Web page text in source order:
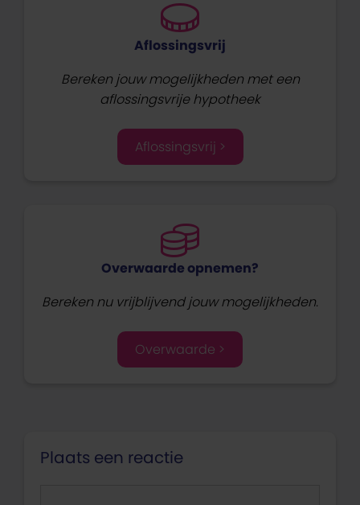
Aflossingsvrij
Bereken jouw mogelijkheden met een
aflossingsvrije hypotheek
Aflossingsvrij >
Overwaarde opnemen?
Bereken nu vrijblijvend jouw mogelijkheden.
Overwaarde >
Plaats een reactie